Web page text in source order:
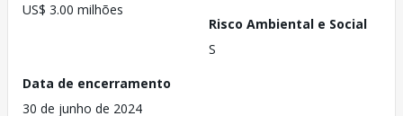
US$ 3.00 milhões
Risco Ambiental e Social
S
Data de encerramento
30 de junho de 2024